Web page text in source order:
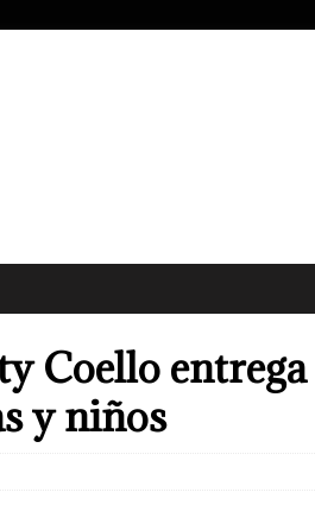
Coello entrega
y niños